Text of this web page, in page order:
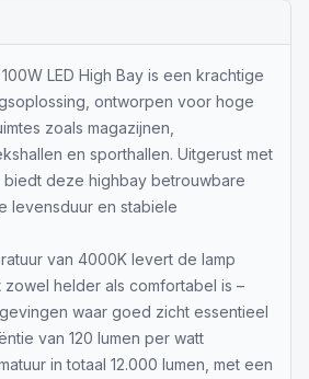
LED High Bay is een krachtige
ontworpen voor hoge
zoals magazijnen,
en sporthallen. Uitgerust met
biedt deze highbay betrouwbare
levensduur en stabiele
van 4000K levert de lamp
zowel helder als comfortabel is –
waar goed zicht essentieel
van 120 lumen per watt
in totaal 12.000 lumen, met een